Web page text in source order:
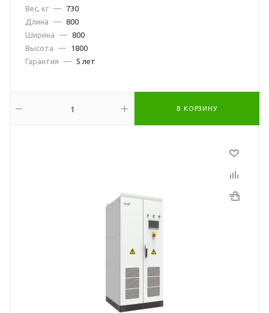
Вес, кг —
730
Длина
— 800
Ширина
— 800
Высота
—
1800
Гарантия
— 5 лет
В КОРЗИНУ